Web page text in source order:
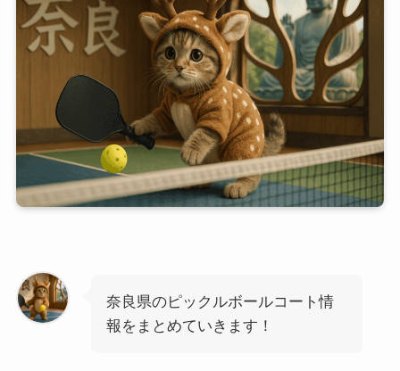
奈良県のピックルボールコート情
報をまとめていきます！